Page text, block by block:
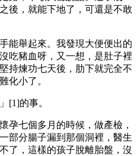
後，就能下地了，可還是不敢
能舉起來。我發現大便便出的
吃豬血呀，又一想，是肚子裡
持煉功七天後，肋下就完全不
化小了。
[1]的事。
孕七個多月的時候，做產檢，
部分腸子漏到那個洞裡，醫生
了，這樣的孩子脫離胎盤，沒